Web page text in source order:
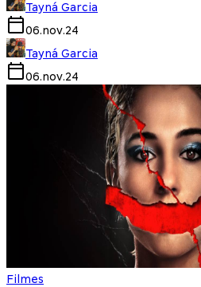
Tayná Garcia
06.nov.24
Tayná Garcia
06.nov.24
Filmes